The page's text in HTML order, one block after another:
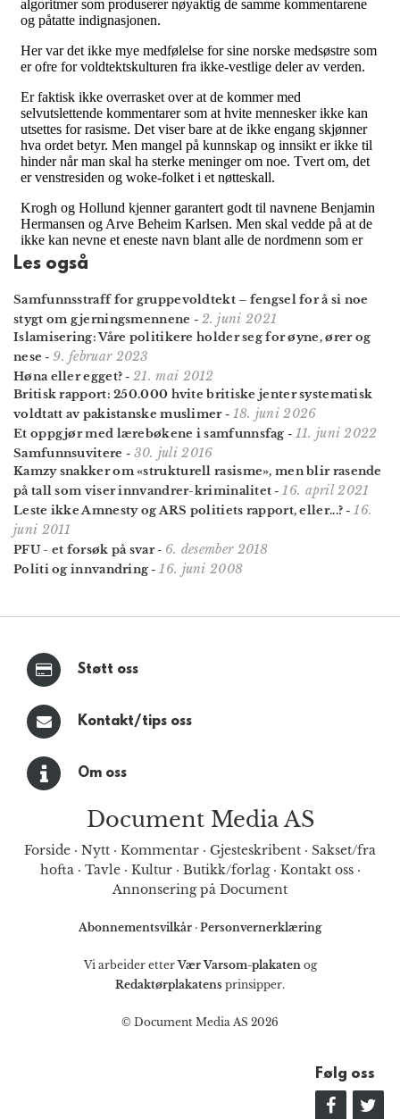
Les også
Samfunns­straff for gruppe­voldtekt – fengsel for å si noe
stygt om gjernings­mennene - 2. juni 2021
Islamisering: Våre politikere holder seg for øyne, ører og
nese -9. februar 2023
Høna eller egget? - 21. mai 2012
Britisk rapport: 250.000 hvite britiske jenter systematisk
voldtatt av pakistanske muslimer- 18. juni 2026
Et oppgjør med lærebøkene i samfunnsfag - 11. juni 2022
Samfunnsuvitere - 30. juli 2016
Kamzy snakker om «strukturell rasisme», men blir rasende
på tall som viser innvandrer-kriminalitet - 16. april 2021
Leste ikke Amnesty og ARS politiets rapport, eller...? - 16.
juni 2011
PFU - et forsøk på svar- 6. desember 2018
Politi og innvandring - 16. juni 2008
Støtt oss
Kontakt/tips oss
Om oss
Document Media AS
Forside · Nytt · Kommentar · Gjesteskribent · Sakset/fra
hofta· Tavle· Kultur· Butikk/forlag· Kontakt oss·
Annonsering på Document
Abonnementsvilkår · Personvernerklæring
Vi arbeider etterVær Varsom-plakatenog
Redaktørplakatens prinsipper.
© Document Media AS 2026
Følg oss